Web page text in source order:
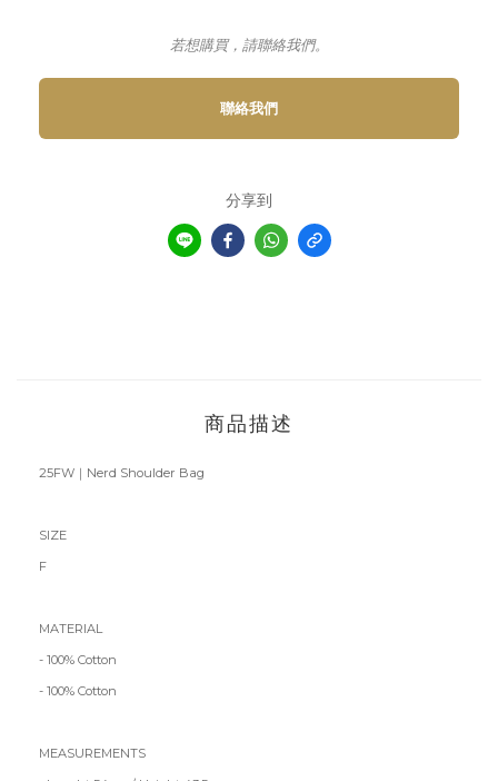
若想購買，請聯絡我們。
聯絡我們
分享到
商品描述
25FW｜Nerd Shoulder Bag
SIZE
F
MATERIAL
- 100% Cotton
- 100% Cotton
MEASUREMENTS